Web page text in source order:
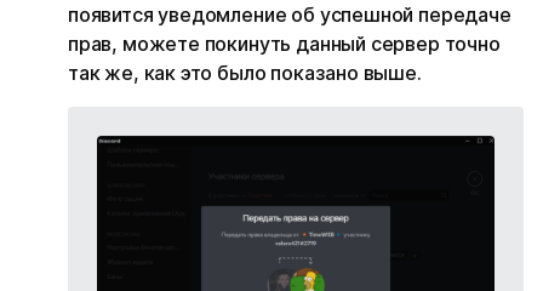
появится уведомление об успешной передаче
прав, можете покинуть данный сервер точно
так же, как это было показано выше.